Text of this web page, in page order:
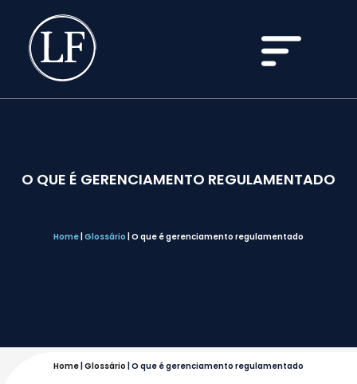
O QUE É GERENCIAMENTO REGULAMENTADO
Home Glossário O que é gerenciamento regulamentado
Home Glossário O que é gerenciamento regulamentado